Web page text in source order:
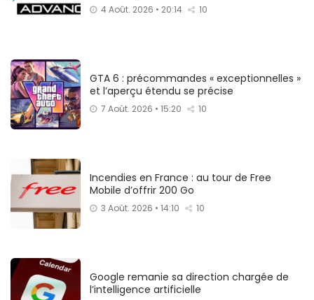
4 Août. 2026 • 20:14 10
GTA 6 : précommandes « exceptionnelles »
et l’aperçu étendu se précise
7 Août. 2026 • 15:20 10
Incendies en France : au tour de Free
Mobile d’offrir 200 Go
3 Août. 2026 • 14:10 10
Google remanie sa direction chargée de
l’intelligence artificielle